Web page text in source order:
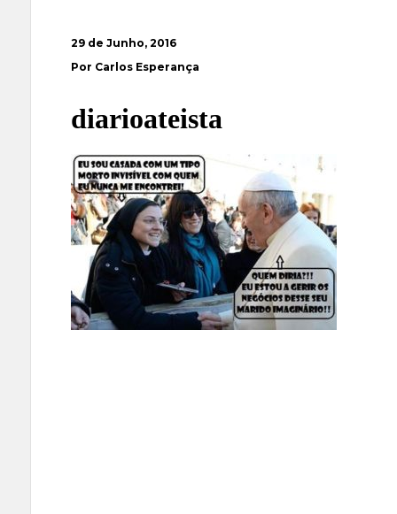
29 de Junho, 2016
Por Carlos Esperança
diarioateista